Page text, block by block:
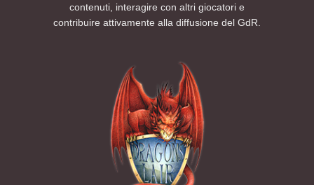
contenuti, interagire con altri giocatori e
contribuire attivamente alla diffusione del GdR.